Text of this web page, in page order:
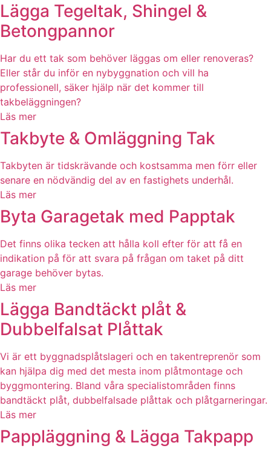
Lägga Tegeltak, Shingel &
Betongpannor
Har du ett tak som behöver läggas om eller renoveras?
Eller står du inför en nybyggnation och vill ha
professionell, säker hjälp när det kommer till
takbeläggningen?
Läs mer
Takbyte & Omläggning Tak
Takbyten är tidskrävande och kostsamma men förr eller
senare en nödvändig del av en fastighets underhål.
Läs mer
Byta Garagetak med Papptak
Det finns olika tecken att hålla koll efter för att få en
indikation på för att svara på frågan om taket på ditt
garage behöver bytas.
Läs mer
Lägga Bandtäckt plåt &
Dubbelfalsat Plåttak
Vi är ett byggnadsplåtslageri och en takentreprenör som
kan hjälpa dig med det mesta inom plåtmontage och
byggmontering. Bland våra specialistområden finns
bandtäckt plåt, dubbelfalsade plåttak och plåtgarneringar.
Läs mer
Pappläggning & Lägga Takpapp